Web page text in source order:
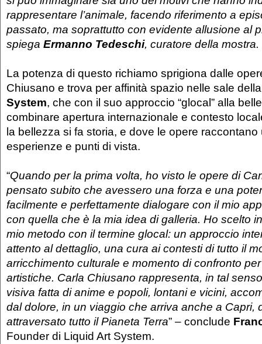
rappresentare l’animale, facendo riferimento a
passato, ma soprattutto con evidente allusione al
spiega Ermanno Tedeschi, curatore della mostra.
La potenza di questo richiamo sprigiona dalle
Chiusano e trova per affinità spazio nelle sale
System, che con il suo approccio “glocal” alla
combinare apertura internazionale e contesto
la bellezza si fa storia, e dove le opere raccontano
esperienze e punti di vista.
“Quando per la prima volta, ho visto le opere di
pensato subito che avessero una forza e una
facilmente e perfettamente dialogare con il mio
con quella che è la mia idea di galleria. Ho scelto
mio metodo con il termine glocal: un approccio
attento al dettaglio, una cura ai contesti di tutto il
arricchimento culturale e momento di confronto
artistiche. Carla Chiusano rappresenta, in tal
visiva fatta di anime e popoli, lontani e vicini,
dal dolore, in un viaggio che arriva anche a Capri,
attraversato tutto il Pianeta Terra” – conclude
Founder di Liquid Art System.